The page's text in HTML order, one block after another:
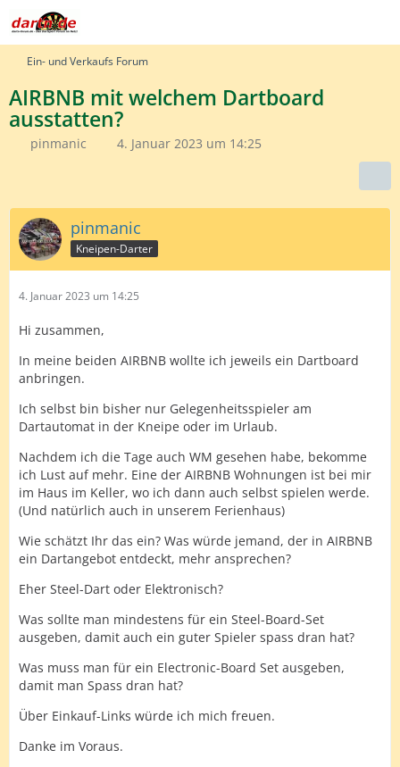
Ein- und Verkaufs Forum
AIRBNB mit welchem Dartboard
ausstatten?
pinmanic 4. Januar 2023 um 14:25
pinmanic
Kneipen-Darter
4. Januar 2023 um 14:25
Hi zusammen,
In meine beiden AIRBNB wollte ich jeweils ein Dartboard
anbringen.
Ich selbst bin bisher nur Gelegenheitsspieler am
Dartautomat in der Kneipe oder im Urlaub.
Nachdem ich die Tage auch WM gesehen habe, bekomme
ich Lust auf mehr. Eine der AIRBNB Wohnungen ist bei mir
im Haus im Keller, wo ich dann auch selbst spielen werde.
(Und natürlich auch in unserem Ferienhaus)
Wie schätzt Ihr das ein? Was würde jemand, der in AIRBNB
ein Dartangebot entdeckt, mehr ansprechen?
Eher Steel-Dart oder Elektronisch?
Was sollte man mindestens für ein Steel-Board-Set
ausgeben, damit auch ein guter Spieler spass dran hat?
Was muss man für ein Electronic-Board Set ausgeben,
damit man Spass dran hat?
Über Einkauf-Links würde ich mich freuen.
Danke im Voraus.